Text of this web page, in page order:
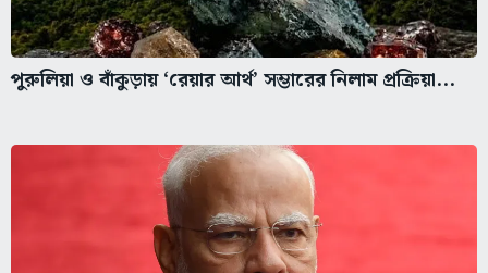
পুরুলিয়া ও বাঁকুড়ায় ‘রেয়ার আর্থ’ সম্ভারের নিলাম প্রক্রিয়া...